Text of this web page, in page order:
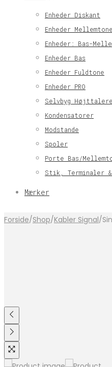
Enheder Diskant
Enheder Mellemtone
Enheder: Bas-
Enheder Bas
Enheder Fuldtone
Enheder PRO
Selvbyg Højttalere
Kondensatorer
Modstande
Spoler
Porte Bas/
Stik, Terminaler
Mærker
Forside/Shop/Kabler Signal/